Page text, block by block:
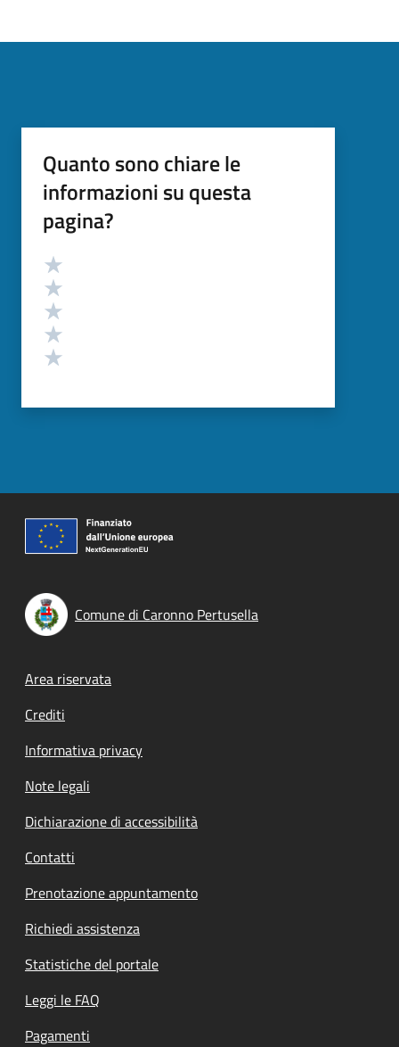
Quanto sono chiare le
informazioni su questa
pagina?
Valutazione
Comune di Caronno Pertusella
Footer menu
Area riservata
Crediti
Informativa privacy
Note legali
Dichiarazione di accessibilità
Contatti
Prenotazione appuntamento
Richiedi assistenza
Statistiche del portale
Leggi le FAQ
Pagamenti